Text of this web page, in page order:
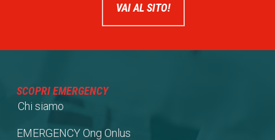
VAI AL SITO!
SCOPRI EMERGENCY
Chi siamo
EMERGENCY Ong Onlus